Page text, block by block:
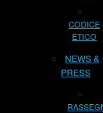
CODICE
ETICO
NEWS &
PRESS